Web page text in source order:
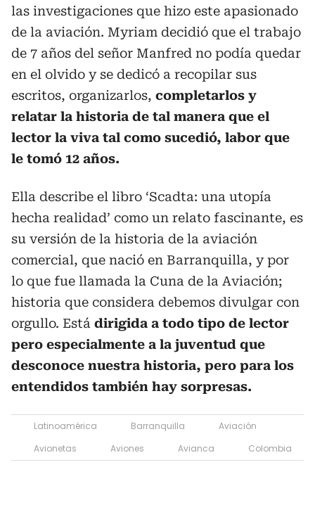
las investigaciones que hizo este apasionado
de la aviación. Myriam decidió que el trabajo
de 7 años del señor Manfred no podía quedar
en el olvido y se dedicó a recopilar sus
escritos, organizarlos, completarlos y
relatar la historia de tal manera que el
lector la viva tal como sucedió, labor que
le tomó 12 años.
Ella describe el libro ‘Scadta: una utopía
hecha realidad’ como un relato fascinante, es
su versión de la historia de la aviación
comercial, que nació en Barranquilla, y por
lo que fue llamada la Cuna de la Aviación;
historia que considera debemos divulgar con
orgullo. Está dirigida a todo tipo de lector
pero especialmente a la juventud que
desconoce nuestra historia, pero para los
entendidos también hay sorpresas.
Latinoamérica Barranquilla
Aviación
Avionetas
Aviones Avianca Colombia